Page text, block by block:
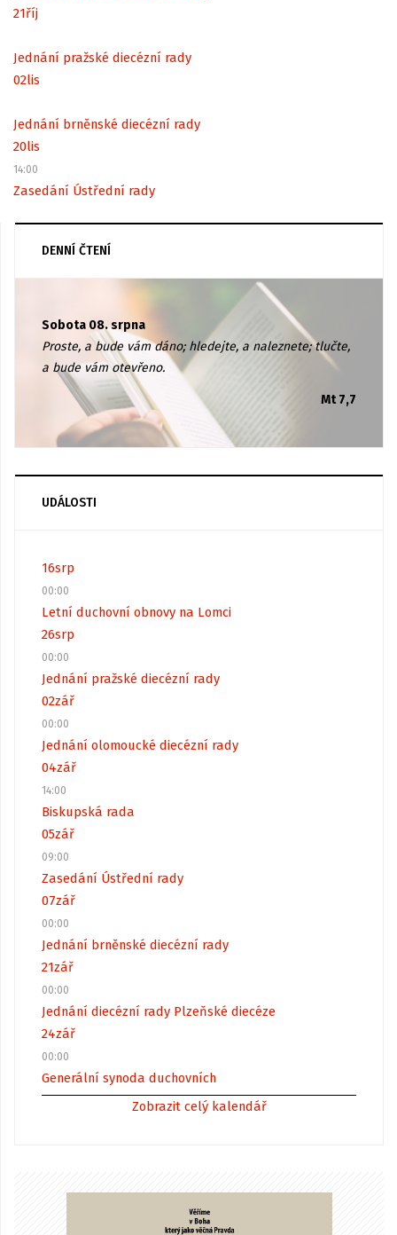
21říj
Jednání pražské diecézní rady
02lis
Jednání brněnské diecézní rady
20lis
14:00
Zasedání Ústřední rady
DENNÍ ČTENÍ
Sobota 08. srpna
Proste, a bude vám dáno; hledejte, a naleznete; tlučte,
a bude vám otevřeno.
Mt 7,7
UDÁLOSTI
16srp
00:00
Letní duchovní obnovy na Lomci
26srp
00:00
Jednání pražské diecézní rady
02zář
00:00
Jednání olomoucké diecézní rady
04zář
14:00
Biskupská rada
05zář
09:00
Zasedání Ústřední rady
07zář
00:00
Jednání brněnské diecézní rady
21zář
00:00
Jednání diecézní rady Plzeňské diecéze
24zář
00:00
Generální synoda duchovních
Zobrazit celý kalendář